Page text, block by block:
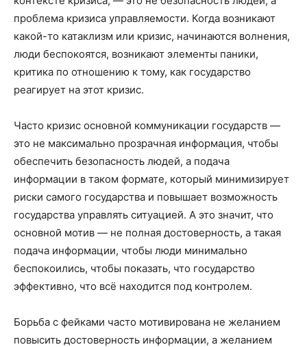
проблема кризиса управляемости. Когда возникают
какой-то катаклизм или кризис, начинаются волнения,
люди беспокоятся, возникают элементы паники,
критика по отношению к тому, как государство
реагирует на этот кризис.
Часто кризис основной коммуникации государств —
это не максимально прозрачная информация, чтобы
обеспечить безопасность людей, а подача
информации в таком формате, который минимизирует
риски самого государства и повышает возможность
государства управлять ситуацией. А это значит, что
основной мотив — не полная достоверность, а такая
подача информации, чтобы люди минимально
беспокоились, чтобы показать, что государство
эффективно, что всё находится под контролем.
Борьба с фейками часто мотивирована не желанием
повысить достоверность информации, а желанием